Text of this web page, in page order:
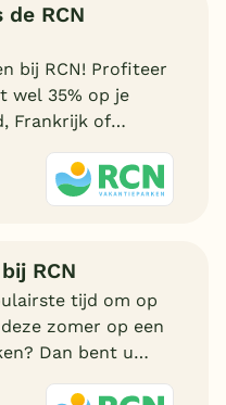
RCN
bij RCN! Profiteer
wel 35% op je
Frankrijk of
RCN
tijd om op
zomer op een
Dan bent u